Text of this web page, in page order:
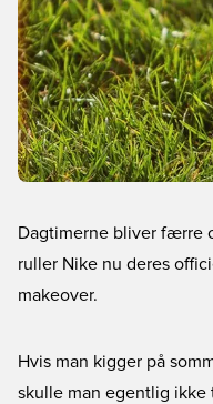
Dagtimerne bliver færre
ruller Nike nu deres
makeover.
Hvis man kigger på
skulle man egentlig ikke